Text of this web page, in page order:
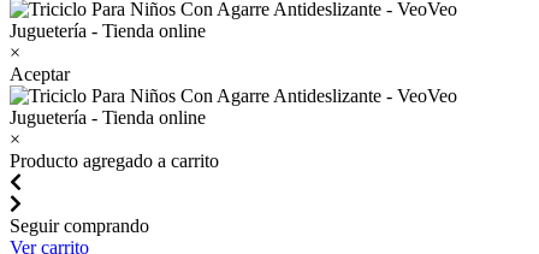
×
Aceptar
×
Producto agregado a carrito
Seguir comprando
Ver carrito